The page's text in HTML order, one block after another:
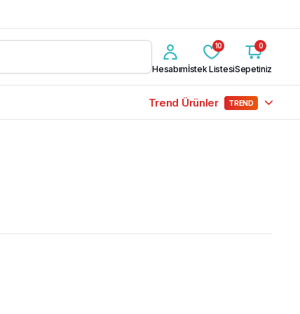
Hesabım
10
İstek Listesi
0
Sepetiniz
Trend Ürünler TREND